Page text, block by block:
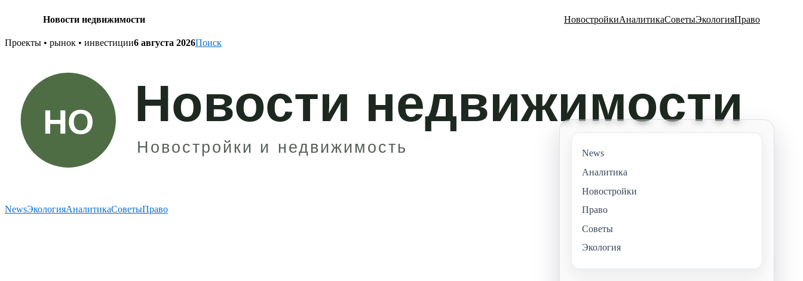
Новости недвижимости НовостройкиАналитикаСоветыЭкологияПраво
Skip
Проекты • рынок • инвестиции6 августа 2026Поиск
NewsЭкологияАналитикаСоветыПраво
News
Аналитика
Новостройки
Право
Советы
Экология